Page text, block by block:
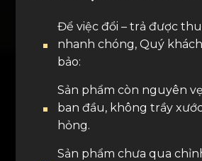
Để việc đổi – trả được
nhanh chóng, Quý
bảo:
Sản phẩm còn nguyên
ban đầu, không trầy
hỏng.
Sản phẩm chưa qua